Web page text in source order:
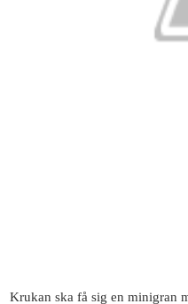
Krukan ska få sig en minigran